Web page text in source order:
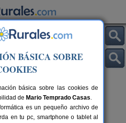
de Vícar
BÁSICA SOBRE
básica sobre las cookies de
de Mario Temprado Casas.
es un pequeño archivo de
en tu pc, smartphone o tablet al